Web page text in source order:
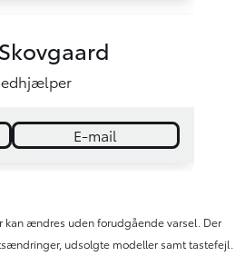
E-mail
kan ændres uden forudgående varsel. Der
udsolgte modeller samt tastefejl.